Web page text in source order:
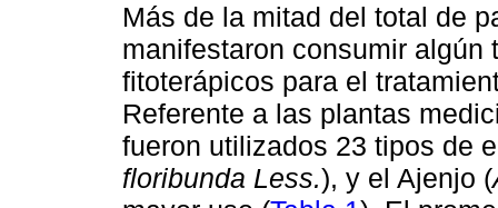
Más de la mitad del total de
manifestaron consumir
fitoterápicos para el
Referente a las plantas
fueron utilizados 23 tipos de
floribunda Less.), y el Ajenjo (